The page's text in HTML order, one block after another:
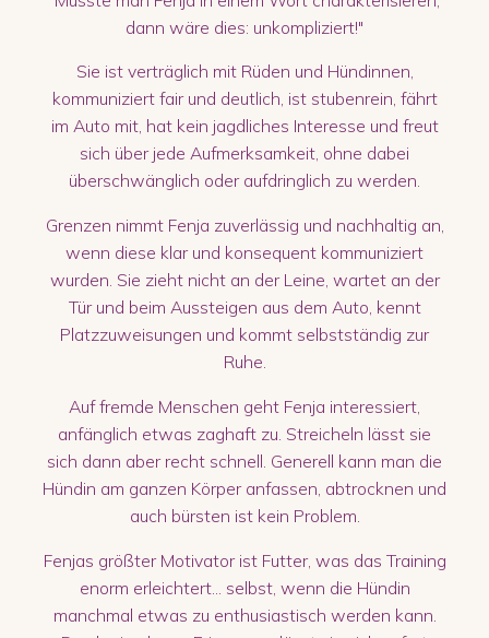
dann wäre dies: unkompliziert!"
Sie ist verträglich mit Rüden und Hündinnen,
kommuniziert fair und deutlich, ist stubenrein, fährt
im Auto mit, hat kein jagdliches Interesse und freut
sich über jede Aufmerksamkeit, ohne dabei
überschwänglich oder aufdringlich zu werden.
Grenzen nimmt Fenja zuverlässig und nachhaltig an,
wenn diese klar und konsequent kommuniziert
wurden. Sie zieht nicht an der Leine, wartet an der
Tür und beim Aussteigen aus dem Auto, kennt
Platzzuweisungen und kommt selbstständig zur
Ruhe.
Auf fremde Menschen geht Fenja interessiert,
anfänglich etwas zaghaft zu. Streicheln lässt sie
sich dann aber recht schnell. Generell kann man die
Hündin am ganzen Körper anfassen, abtrocknen und
auch bürsten ist kein Problem.
Fenjas größter Motivator ist Futter, was das Training
enorm erleichtert... selbst, wenn die Hündin
manchmal etwas zu enthusiastisch werden kann.